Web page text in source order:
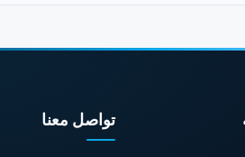
الوحدة التي تمنحهم الخصوصية الكاملة والحرية
تواصل معنا